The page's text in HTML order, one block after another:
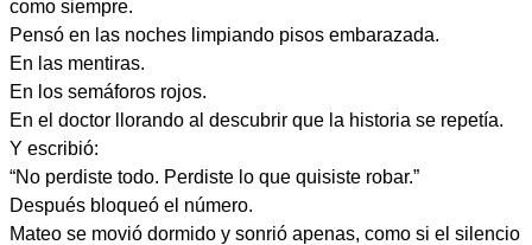
como siempre.
Pensó en las noches limpiando pisos embarazada.
En las mentiras.
En los semáforos rojos.
En el doctor llorando al descubrir que la historia se repetía.
Y escribió:
“No perdiste todo. Perdiste lo que quisiste robar.”
Después bloqueó el número.
Mateo se movió dormido y sonrió apenas, como si el silencio